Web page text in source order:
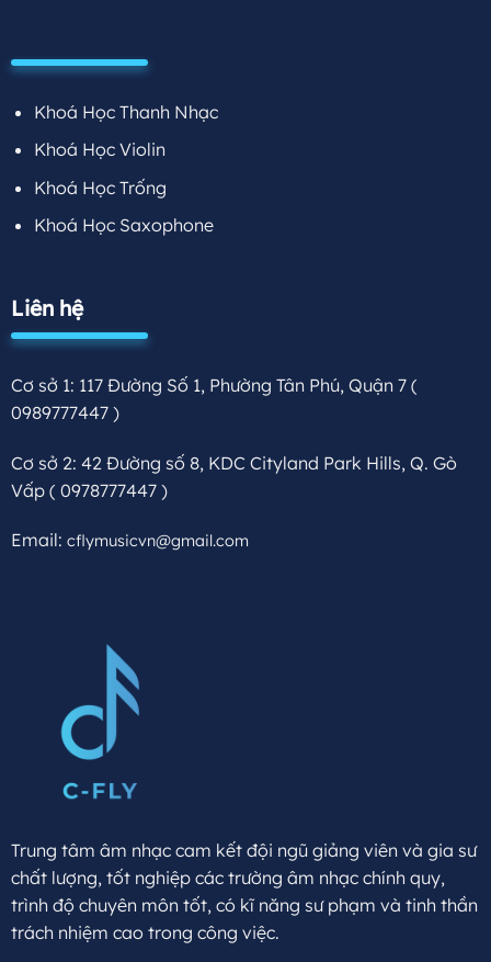
Khoá Học Thanh Nhạc
Khoá Học Violin
Khoá Học Trống
Khoá Học Saxophone
Liên hệ
Cơ sở 1: 117 Đường Số 1, Phường Tân Phú, Quận 7 (
0989777447 )
Cơ sở 2: 42 Đường số 8, KDC Cityland Park Hills, Q. Gò
Vấp( 0978777447 )
Email: cflymusicvn@gmail.com
Trung tâm âm nhạc cam kết đội ngũ giảng viên và gia sư
chất lượng, tốt nghiệp các trường âm nhạc chính quy,
trình độ chuyên môn tốt, có kĩ năng sư phạm và tinh thần
trách nhiệm cao trong công việc.